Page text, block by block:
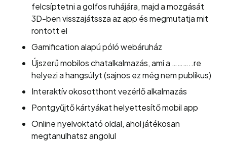
felcsíptetni a golfos ruhájára, majd a mozgását
3D-ben visszajátssza az app és megmutatja mit
rontott el
Gamification alapú póló webáruház
Újszerű mobilos chatalkalmazás, ami a ………..re
helyezi a hangsúlyt (sajnos ez még nem publikus)
Interaktív okosotthont vezérlő alkalmazás
Pontgyűjtő kártyákat helyettesítő mobil app
Online nyelvoktató oldal, ahol játékosan
megtanulhatsz angolul